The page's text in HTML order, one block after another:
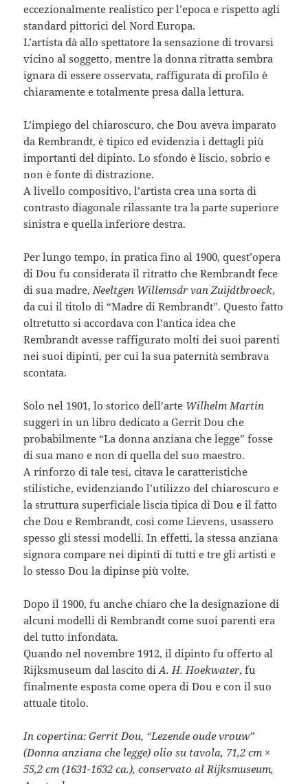
eccezionalmente realistico per l’epoca e rispetto agli
standard pittorici del Nord Europa.
L’artista dà allo spettatore la sensazione di trovarsi
vicino al soggetto, mentre la donna ritratta sembra
ignara di essere osservata, raffigurata di profilo è
chiaramente e totalmente presa dalla lettura.
L’impiego del chiaroscuro, che Dou aveva imparato
da Rembrandt, è tipico ed evidenzia i dettagli più
importanti del dipinto. Lo sfondo è liscio, sobrio e
non è fonte di distrazione.
A livello compositivo, l’artista crea una sorta di
contrasto diagonale rilassante tra la parte superiore
sinistra e quella inferiore destra.
Per lungo tempo, in pratica fino al 1900, quest’opera
di Dou fu considerata il ritratto che Rembrandt fece
di sua madre, Neeltgen Willemsdr van Zuijdtbroeck,
da cui il titolo di “Madre di Rembrandt”. Questo fatto
oltretutto si accordava con l’antica idea che
Rembrandt avesse raffigurato molti dei suoi parenti
nei suoi dipinti, per cui la sua paternità sembrava
scontata.
Solo nel 1901, lo storico dell’arte Wilhelm Martin
suggerì in un libro dedicato a Gerrit Dou che
probabilmente “La donna anziana che legge” fosse
di sua mano e non di quella del suo maestro.
A rinforzo di tale tesi, citava le caratteristiche
stilistiche, evidenziando l’utilizzo del chiaroscuro e
la struttura superficiale liscia tipica di Dou e il fatto
che Dou e Rembrandt, così come Lievens, usassero
spesso gli stessi modelli. In effetti, la stessa anziana
signora compare nei dipinti di tutti e tre gli artisti e
lo stesso Dou la dipinse più volte.
Dopo il 1900, fu anche chiaro che la designazione di
alcuni modelli di Rembrandt come suoi parenti era
del tutto infondata.
Quando nel novembre 1912, il dipinto fu offerto al
Rijksmuseum dal lascito diA. H. Hoekwater, fu
finalmente esposta come opera di Dou e con il suo
attuale titolo.
In copertina: Gerrit Dou, “Lezende oude vrouw”
(Donna anziana che legge) olio su tavola, 71,2 cm ×
55,2 cm (1631-1632 ca.), conservato al Rijksmuseum,